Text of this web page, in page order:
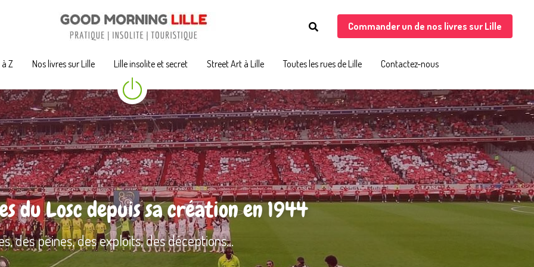
Z Nos livres sur Lille Lille insolite et secret Street Art à Lille Toutes les rues de Lille Contactez-nous
Commander un de nos livres sur Lille
Z Nos livres sur Lille Lille insolite et secret Street Art à Lille Toutes les rues de Lille Contactez-nous
Commander un de nos livres sur Lille
du Losc depuis sa création en 1944
des peines, des exploits, des déceptions...